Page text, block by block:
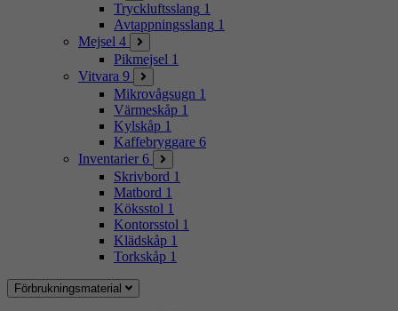
Tryckluftsslang 1
Avtappningsslang 1
Mejsel 4
Pikmejsel 1
Vitvara 9
Mikrovågsugn 1
Värmeskåp 1
Kylskåp 1
Kaffebryggare 6
Inventarier 6
Skrivbord 1
Matbord 1
Köksstol 1
Kontorsstol 1
Klädskåp 1
Torkskåp 1
Förbrukningsmaterial